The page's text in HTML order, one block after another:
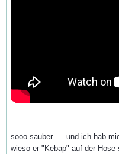
sooo sauber..... und ich hab
wieso er "Kebap" auf der Hose